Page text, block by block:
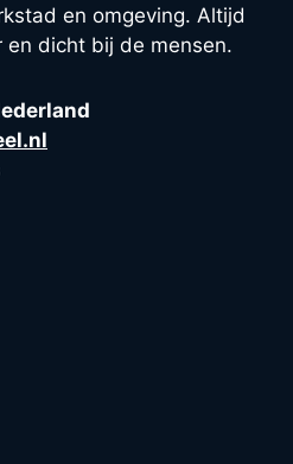
en omgeving. Altijd
dicht bij de mensen.